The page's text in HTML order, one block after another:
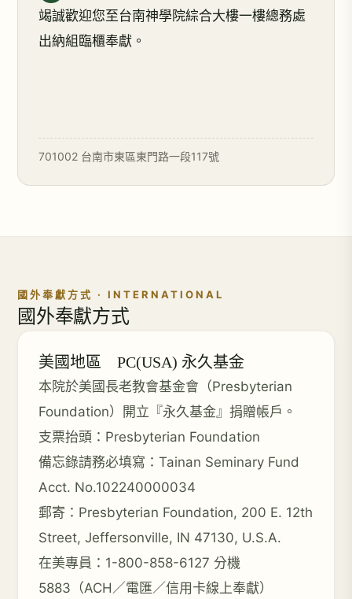
竭誠歡迎您至台南神學院綜合大樓一樓總務處
出納組臨櫃奉獻。
701002 台南市東區東門路一段117號
國外奉獻方式 · INTERNATIONAL
國外奉獻方式
美國地區 PC(USA) 永久基金
本院於美國長老教會基金會（Presbyterian
Foundation）開立『永久基金』捐贈帳戶。
支票抬頭：Presbyterian Foundation
備忘錄請務必填寫：Tainan Seminary Fund
Acct. No.102240000034
郵寄：Presbyterian Foundation, 200 E. 12th
Street, Jeffersonville, IN 47130, U.S.A.
在美專員：1-800-858-6127 分機
5883（ACH／電匯／信用卡線上奉獻）